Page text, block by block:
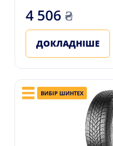
4 506 ₴
ДОКЛАДНІШЕ
ВИБІР ШИНТЕХ